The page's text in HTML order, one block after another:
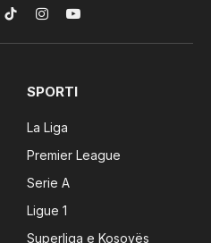
TikTokInstagramYouTube
SPORTI
La Liga
Premier League
Serie A
Ligue 1
Superliga e Kosovës